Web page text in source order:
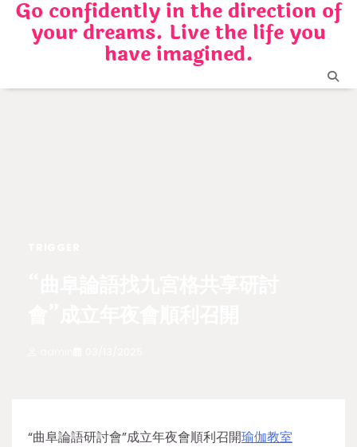
Skip
content
Go confidently in the direction of
your dreams. Live the life you
have imagined.
“曲阜論語研討會”成立年夜會順利召開瑜伽教室